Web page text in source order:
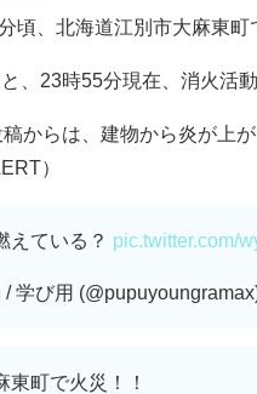
頃、北海道江別市大麻東町
、23時55分現在、消火活
からは、建物から炎が上
）
えている？ pic.twitter.com/
学び用
東町で火災！！